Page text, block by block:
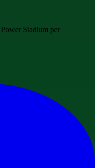
Stadium per